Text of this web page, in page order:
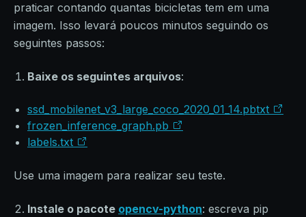
praticar contando quantas bicicletas tem em uma
imagem. Isso levará poucos minutos seguindo os
seguintes passos:
Baixe os seguintes arquivos:
ssd_mobilenet_v3_large_coco_2020_01_14.pbtxt
frozen_inference_graph.pb
labels.txt
Use uma imagem para realizar seu teste.
Instale o pacote opencv-python: escreva pip